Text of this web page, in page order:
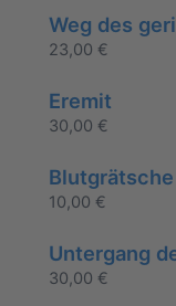
Weg des
23,00 €
Eremit
30,00 €
Blutgrätsche
10,00 €
Untergang
30,00 €